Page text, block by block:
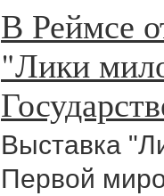
В Реймсе
"Лики
Выставка
Первой